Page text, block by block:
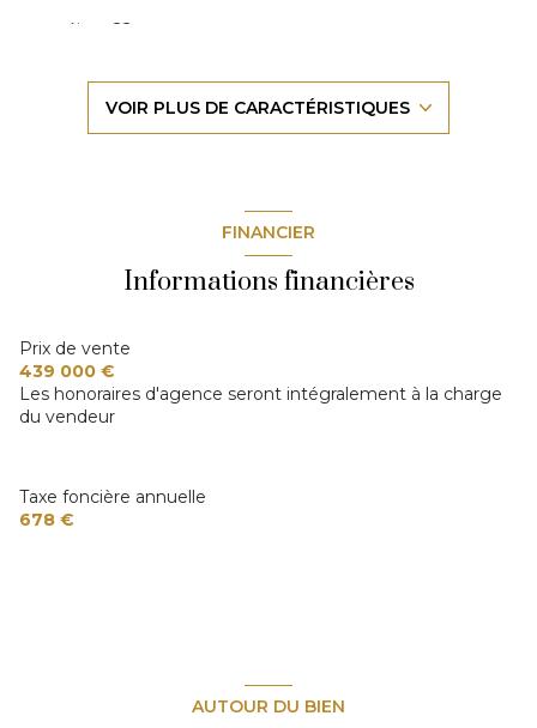
séjour 22 m²
cuisine américaine (semi-équipée)
2 parking(s)
2 niveau(x)
VOIR PLUS DE CARACTÉRISTIQUES
FINANCIER
Informations financières
Prix de vente
439 000 €
Les honoraires d'agence seront intégralement à la charge
du vendeur
Taxe foncière annuelle
678 €
AUTOUR DU BIEN